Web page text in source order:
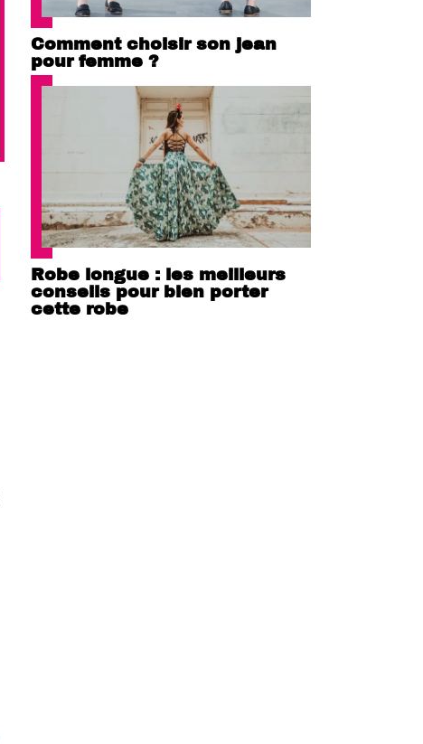
Comment choisir son jean
pour femme ?
Robe longue : les meilleurs
conseils pour bien porter
cette robe